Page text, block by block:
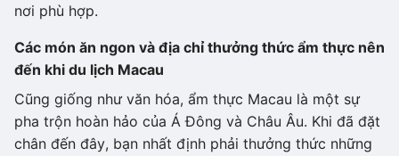
nơi phù hợp.
Các món ăn ngon và địa chỉ thưởng thức ẩm thực nên
đến khi du lịch Macau
Cũng giống như văn hóa, ẩm thực Macau là một sự
pha trộn hoàn hảo của Á Đông và Châu Âu. Khi đã đặt
chân đến đây, bạn nhất định phải thưởng thức những